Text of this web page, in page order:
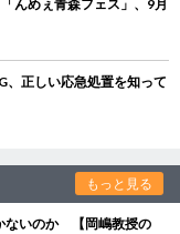
めぇ青森フェス」、9月
正しい応急処置を知って
もっと見る
ないのか 【岡嶋教授の